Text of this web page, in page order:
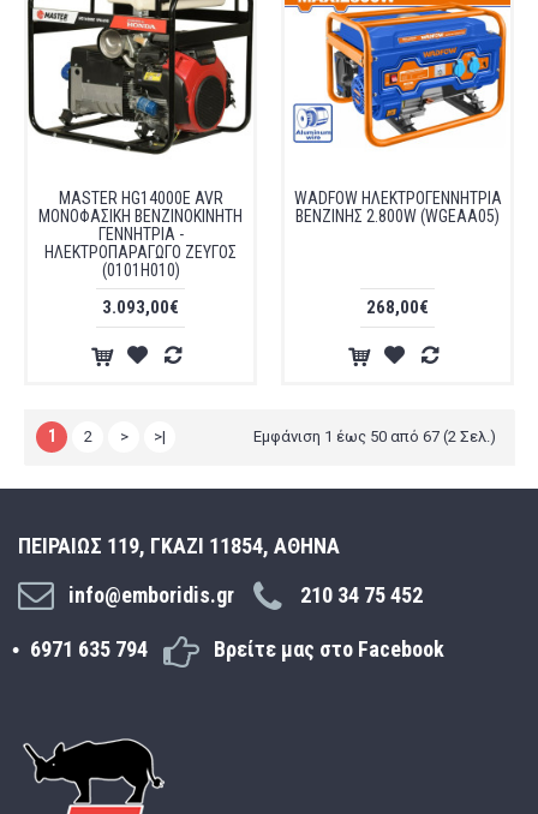
MASTER HG14000E AVR
ΜΟΝΟΦΑΣΙΚΗ ΒΕΝΖΙΝΟΚΙΝΗΤΗ
ΓΕΝΝΗΤΡΙΑ -
ΗΛΕΚΤΡΟΠΑΡΑΓΩΓΟ ΖΕΥΓΟΣ
(0101H010)
3.093,00€
WADFOW ΗΛΕΚΤΡΟΓΕΝΝΗΤΡΙΑ
ΒΕΝΖΙΝΗΣ 2.800W (WGEAA05)
268,00€
1 2 > >| Εμφάνιση 1 έως 50 από 67 (2 Σελ.)
ΠΕΙΡΑΙΩΣ 119, ΓΚΑΖΙ 11854, ΑΘΗΝΑ
info@emboridis.gr
210 34 75 452
6971 635 794 Βρείτε μας στο Facebook